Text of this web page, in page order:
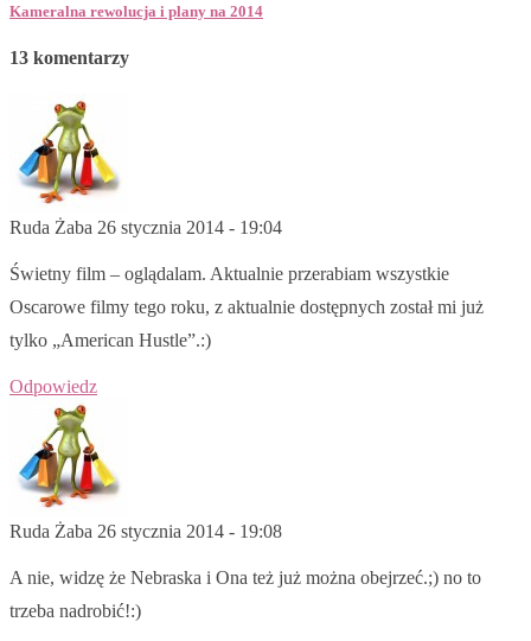
Kameralna rewolucja i plany na 2014
13 komentarzy
Ruda Żaba 26 stycznia 2014 - 19:04
Świetny film – oglądalam. Aktualnie przerabiam wszystkie
Oscarowe filmy tego roku, z aktualnie dostępnych został mi już
tylko „American Hustle”.:)
Odpowiedz
Ruda Żaba 26 stycznia 2014 - 19:08
A nie, widzę że Nebraska i Ona też już można obejrzeć.;) no to
trzeba nadrobić!:)